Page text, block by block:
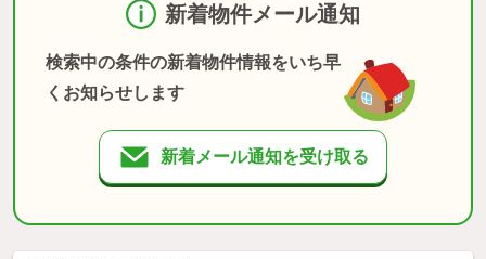
新着物件メール通知
検索中の条件の新着物件情報をいち早
くお知らせします
新着メール通知を受け取る